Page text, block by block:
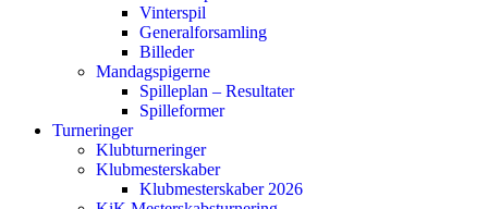
Vinterspil
Generalforsamling
Billeder
Mandagspigerne
Spilleplan – Resultater
Spilleformer
Turneringer
Klubturneringer
Klubmesterskaber
Klubmesterskaber 2026